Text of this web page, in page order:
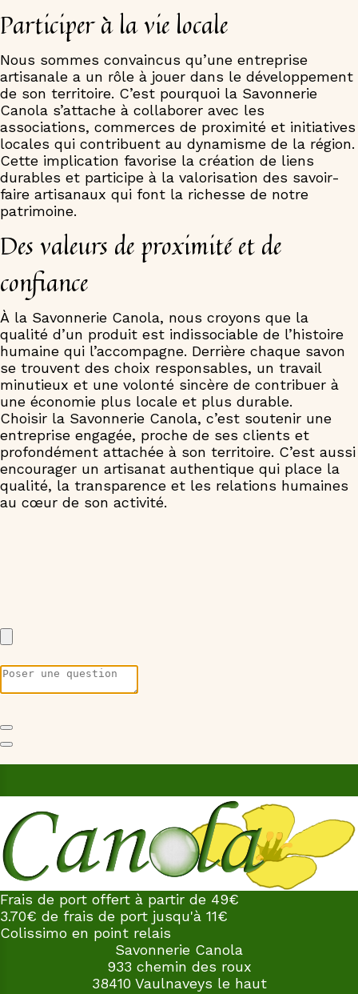
Participer à la vie locale
Nous sommes convaincus qu’une entreprise
artisanale a un rôle à jouer dans le développement
de son territoire. C’est pourquoi la Savonnerie
Canola s’attache à collaborer avec les
associations, commerces de proximité et initiatives
locales qui contribuent au dynamisme de la région.
Cette implication favorise la création de liens
durables et participe à la valorisation des savoir-
faire artisanaux qui font la richesse de notre
patrimoine.
Des valeurs de proximité et de
confiance
À la Savonnerie Canola, nous croyons que la
qualité d’un produit est indissociable de l’histoire
humaine qui l’accompagne. Derrière chaque savon
se trouvent des choix responsables, un travail
minutieux et une volonté sincère de contribuer à
une économie plus locale et plus durable.
Choisir la Savonnerie Canola, c’est soutenir une
entreprise engagée, proche de ses clients et
profondément attachée à son territoire. C’est aussi
encourager un artisanat authentique qui place la
qualité, la transparence et les relations humaines
au cœur de son activité.
Frais de port offert à partir de 49€
3.70€ de frais de port jusqu'à 11€
Colissimo en point relais
Savonnerie Canola
933 chemin des roux
38410 Vaulnaveys le haut